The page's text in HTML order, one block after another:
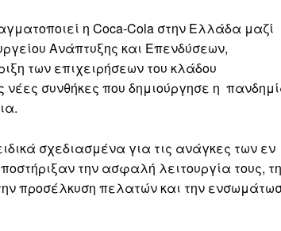
η Coca-Cola στην Ελλάδα μαζί
Ανάπτυξης και Επενδύσεων,
των επιχειρήσεων του κλάδου
νέες συνθήκες που δημιούργησε η
σχεδιασμένα για τις ανάγκες των εν
την ασφαλή λειτουργία τους,
προσέλκυση πελατών και την